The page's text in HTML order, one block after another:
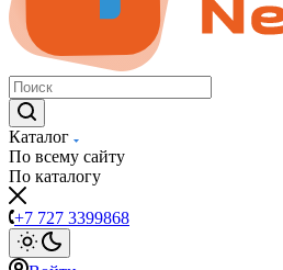
Каталог
По всему сайту
По каталогу
+7 727 3399868